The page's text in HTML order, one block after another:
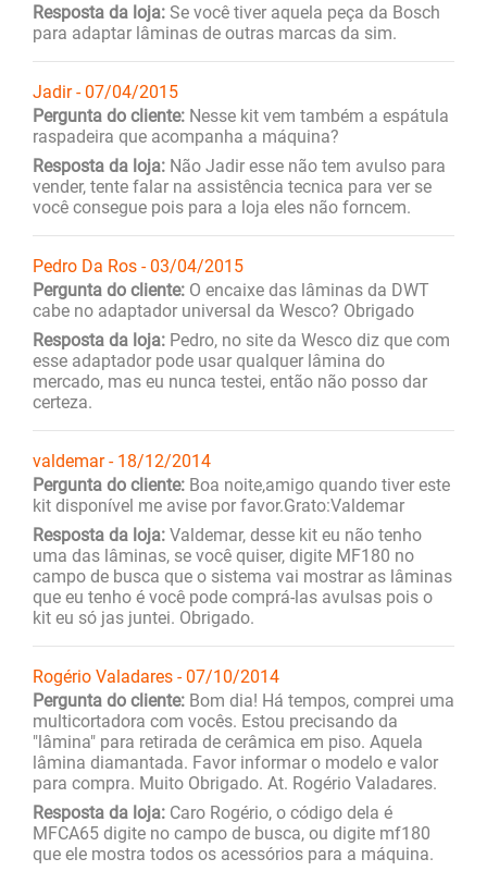
Resposta da loja: Se você tiver aquela peça da Bosch
para adaptar lâminas de outras marcas da sim.
Jadir - 07/04/2015
Pergunta do cliente: Nesse kit vem também a espátula
raspadeira que acompanha a máquina?
Resposta da loja: Não Jadir esse não tem avulso para
vender, tente falar na assistência tecnica para ver se
você consegue pois para a loja eles não forncem.
Pedro Da Ros - 03/04/2015
Pergunta do cliente: O encaixe das lâminas da DWT
cabe no adaptador universal da Wesco? Obrigado
Resposta da loja: Pedro, no site da Wesco diz que com
esse adaptador pode usar qualquer lâmina do
mercado, mas eu nunca testei, então não posso dar
certeza.
valdemar - 18/12/2014
Pergunta do cliente: Boa noite,amigo quando tiver este
kit disponível me avise por favor.Grato:Valdemar
Resposta da loja: Valdemar, desse kit eu não tenho
uma das lâminas, se você quiser, digite MF180 no
campo de busca que o sistema vai mostrar as lâminas
que eu tenho é você pode comprá-las avulsas pois o
kit eu só jas juntei. Obrigado.
Rogério Valadares - 07/10/2014
Pergunta do cliente: Bom dia! Há tempos, comprei uma
multicortadora com vocês. Estou precisando da
"lâmina" para retirada de cerâmica em piso. Aquela
lâmina diamantada. Favor informar o modelo e valor
para compra. Muito Obrigado. At. Rogério Valadares.
Resposta da loja: Caro Rogério, o código dela é
MFCA65 digite no campo de busca, ou digite mf180
que ele mostra todos os acessórios para a máquina.